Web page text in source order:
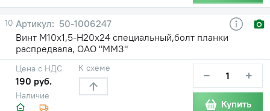
10
50-1006247
Винт М10х1,5-Н20х24 специальный,болт планки
распредвала, ОАО "ММЗ"
Наличие
Цена с НДС
190 руб.
К схеме − +
Купить